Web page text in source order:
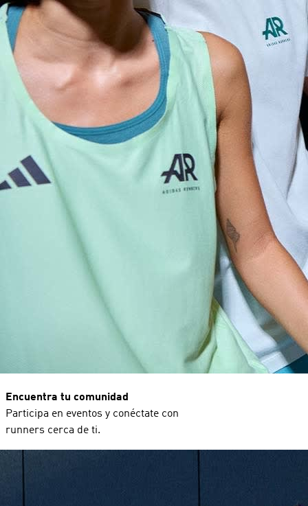
Encuentra tu comunidad
Participa en eventos y conéctate con
runners cerca de ti.